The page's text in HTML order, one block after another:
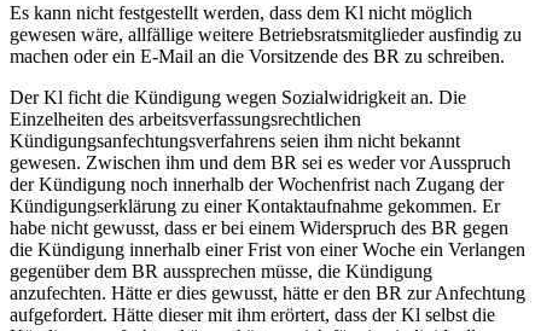
Es kann nicht festgestellt werden, dass dem Kl nicht möglich
gewesen wäre, allfällige weitere Betriebsratsmitglieder ausfindig zu
machen oder ein E-Mail an die Vorsitzende des BR zu schreiben.
Der Kl ficht die Kündigung wegen Sozialwidrigkeit an. Die
Einzelheiten des arbeitsverfassungsrechtlichen
Kündigungsanfechtungsverfahrens seien ihm nicht bekannt
gewesen. Zwischen ihm und dem BR sei es weder vor Ausspruch
der Kündigung noch innerhalb der Wochenfrist nach Zugang der
Kündigungserklärung zu einer Kontaktaufnahme gekommen. Er
habe nicht gewusst, dass er bei einem Widerspruch des BR gegen
die Kündigung innerhalb einer Frist von einer Woche ein Verlangen
gegenüber dem BR aussprechen müsse, die Kündigung
anzufechten. Hätte er dies gewusst, hätte er den BR zur Anfechtung
aufgefordert. Hätte dieser mit ihm erörtert, dass der Kl selbst die